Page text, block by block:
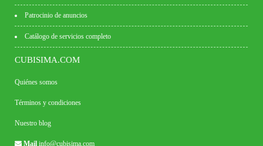
Patrocinio de anuncios
Catálogo de servicios completo
CUBISIMA.COM
Quiénes somos
Términos y condiciones
Nuestro blog
Mail info@cubisima.com